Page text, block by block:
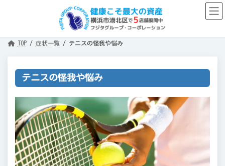
へ
ョ
TOP 症状一覧 テニスの怪我や悩み
テニスの怪我や悩み